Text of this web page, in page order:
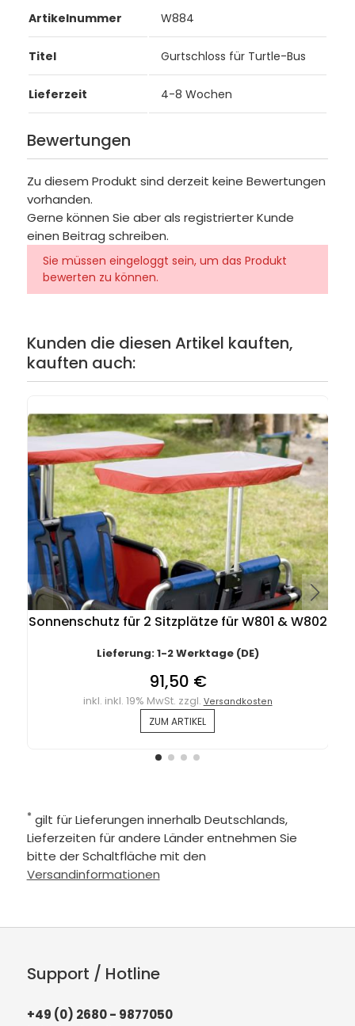
Artikelnummer W884
Titel Gurtschloss für Turtle-Bus
Lieferzeit 4-8 Wochen
Bewertungen
Zu diesem Produkt sind derzeit keine Bewertungen
vorhanden.
Gerne können Sie aber als registrierter Kunde
einen Beitrag schreiben.
Sie müssen eingeloggt sein, um das Produkt
bewerten zu können.
Kunden die diesen Artikel kauften,
kauften auch:
Sonnenschutz für 2 Sitzplätze für W801 & W802
Lieferung: 1-2 Werktage (DE)
91,50 €
inkl. inkl. 19% MwSt. zzgl. Versandkosten
ZUM ARTIKEL
* gilt für Lieferungen innerhalb Deutschlands,
Lieferzeiten für andere Länder entnehmen Sie
bitte der Schaltfläche mit den
Versandinformationen
Support / Hotline
+49 (0) 2680 - 9877050